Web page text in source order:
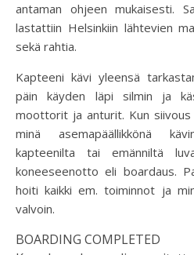
antaman ohjeen mukaisesti.
lastattiin Helsinkiin lähtevien
sekä rahtia.
Kapteeni kävi yleensä
päin käyden läpi silmin ja
moottorit ja anturit. Kun
minä asemapäällikkönä
kapteenilta tai emänniltä
koneeseenotto eli boardaus.
hoiti kaikki em. toiminnot ja
valvoin.
BOARDING COMPLETED